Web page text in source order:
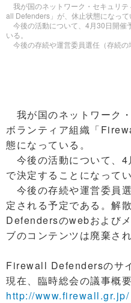
我が国のネットワーク・セキュリ
all Defenders」が、休止状態になって
今後の活動について、4月30日開催
いる。
今後の存続や運営委員選任（存続
我が国のネットワーク
ボランティア組織「
態になっている。
今後の活動について、4
で決定することになってい
今後の存続や運営委員
定される予定である。解
Defendersのwebおよび
ブのコンテンツは廃棄さ
Firewall Defendersのサ
現在、臨時総会の議事概
http://www.firewall.gr.jp/